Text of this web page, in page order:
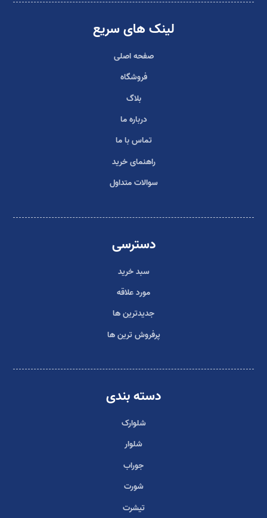
لینک های سریع
صفحه اصلی
فروشگاه
بلاگ
درباره ما
تماس با ما
راهنمای خرید
سوالات متداول
دسترسی
سبد خرید
مورد علاقه
جدیدترین ها
پرفروش ترین ها
دسته بندی
شلوارک
شلوار
جوراب
شورت
تیشرت